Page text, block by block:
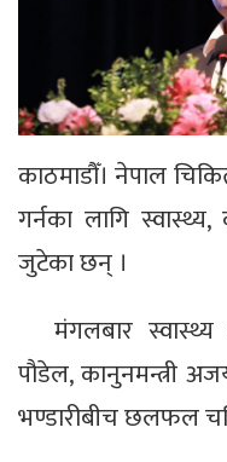
काठमाडौँ। नेपाल
गर्नका लागि
जुटेका छन् ।
मंगलबार स्वास्थ्य
पौडेल, कानुनमन्त्री
भण्डारीबीच छलफल